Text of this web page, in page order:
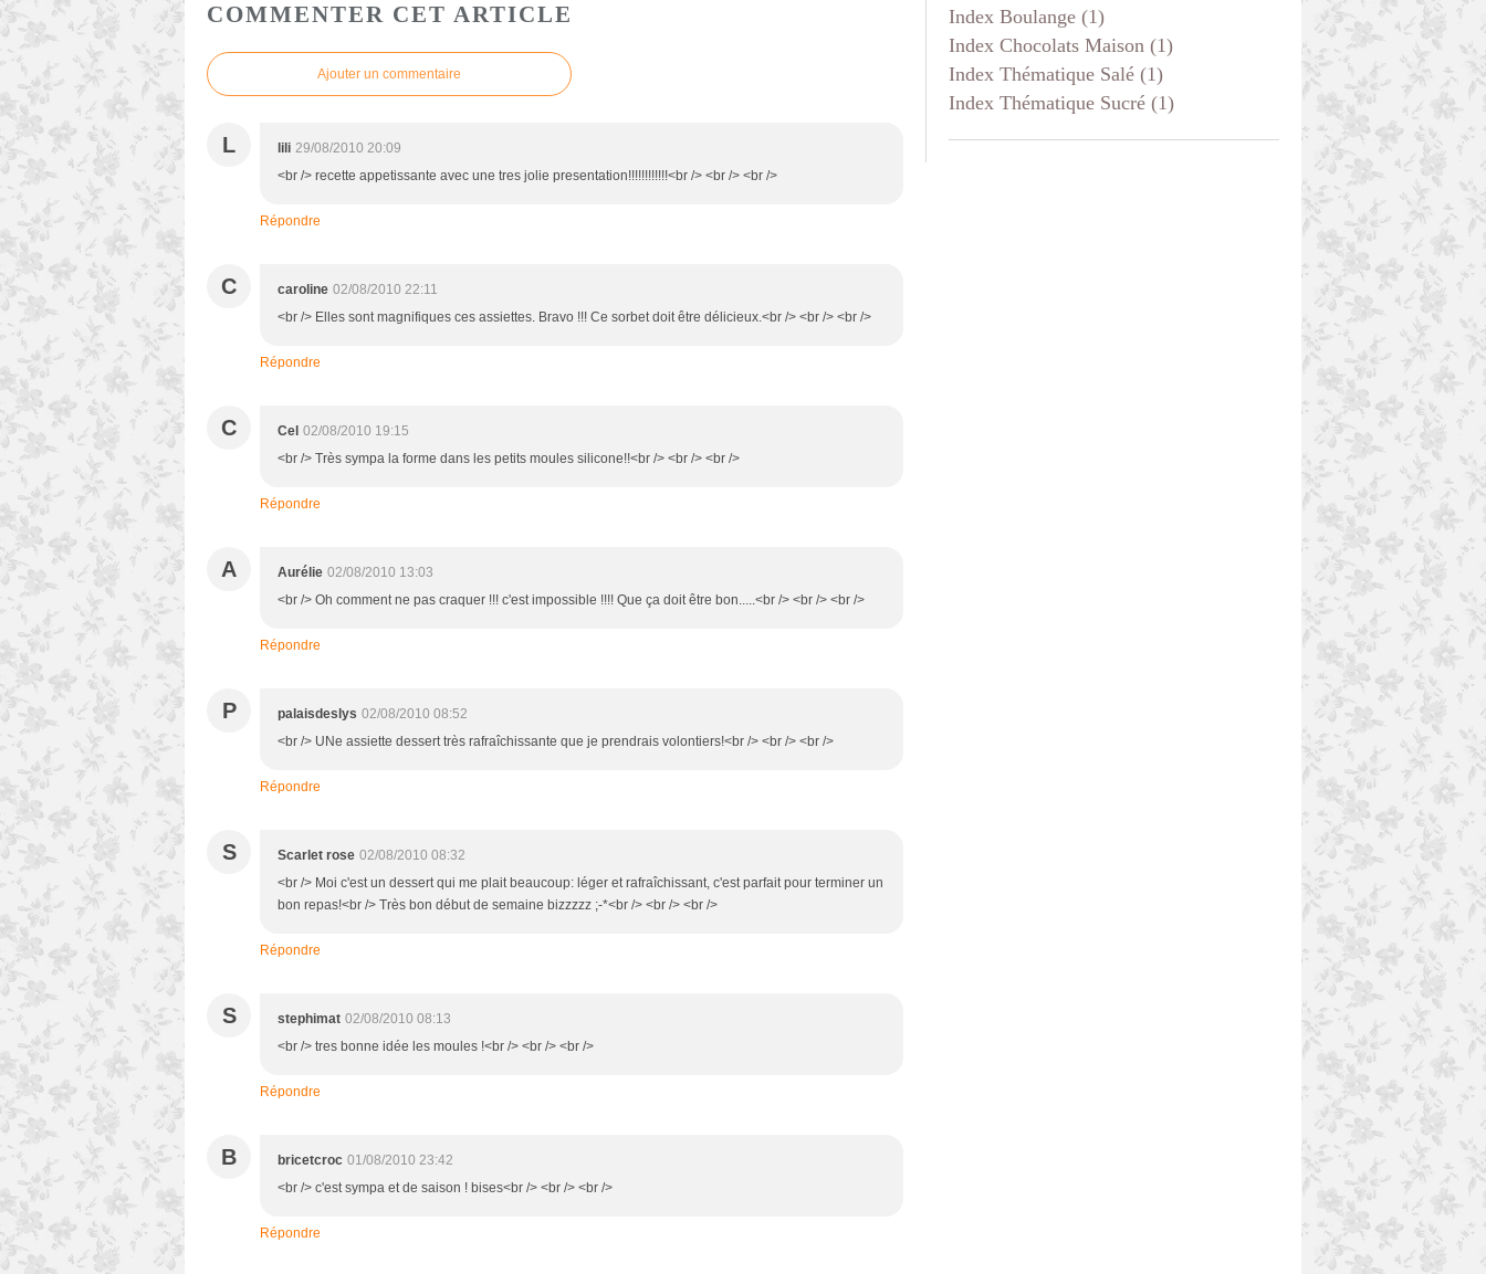
COMMENTER CET ARTICLE
Ajouter un commentaire
L lili 29/08/2010 20:09
<br /> recette appetissante avec une tres jolie presentation!!!!!!!!!!!!<br /> <br /> <br />
Répondre
C caroline 02/08/2010 22:11
<br /> Elles sont magnifiques ces assiettes. Bravo !!! Ce sorbet doit être délicieux.<br /> <br /> <br />
Répondre
C Cel 02/08/2010 19:15
<br /> Très sympa la forme dans les petits moules silicone!!<br /> <br /> <br />
Répondre
A Aurélie 02/08/2010 13:03
<br /> Oh comment ne pas craquer !!! c'est impossible !!!! Que ça doit être bon.....<br /> <br /> <br />
Répondre
P palaisdeslys 02/08/2010 08:52
<br /> UNe assiette dessert très rafraîchissante que je prendrais volontiers!<br /> <br /> <br />
Répondre
S Scarlet rose 02/08/2010 08:32
<br /> Moi c'est un dessert qui me plait beaucoup: léger et rafraîchissant, c'est parfait pour terminer un
bon repas!<br /> Très bon début de semaine bizzzzz ;-*<br /> <br /> <br />
Répondre
S stephimat 02/08/2010 08:13
<br /> tres bonne idée les moules !<br /> <br /> <br />
Répondre
B bricetcroc 01/08/2010 23:42
<br /> c'est sympa et de saison ! bises<br /> <br /> <br />
Répondre
Index Boulange (1)
Index Chocolats Maison (1)
Index Thématique Salé (1)
Index Thématique Sucré (1)